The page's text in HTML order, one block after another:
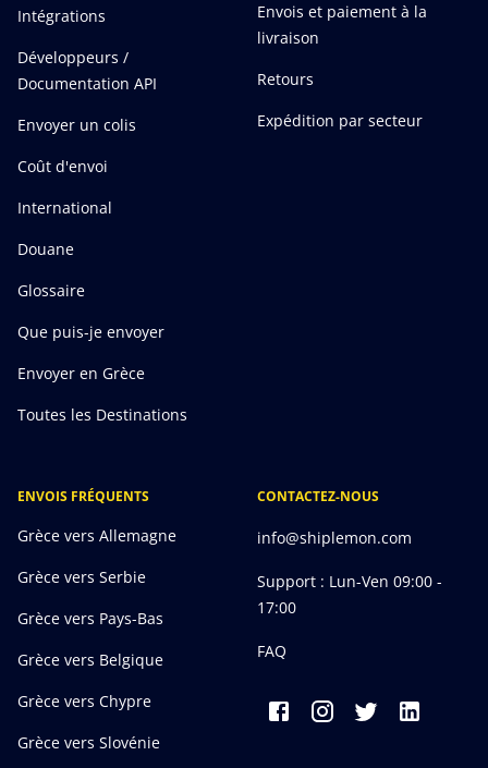
Intégrations
Développeurs /
Documentation API
Envoyer un colis
Coût d'envoi
International
Douane
Glossaire
Que puis-je envoyer
Envoyer en Grèce
Toutes les Destinations
Envois et paiement à la
livraison
Retours
Expédition par secteur
ENVOIS FRÉQUENTS
Grèce vers Allemagne
Grèce vers Serbie
Grèce vers Pays-Bas
Grèce vers Belgique
Grèce vers Chypre
Grèce vers Slovénie
CONTACTEZ-NOUS
info@shiplemon.com
Support : Lun-Ven 09:00 -
17:00
FAQ